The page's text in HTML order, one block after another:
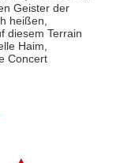
Geister der
heißen,
diesem Terrain
Haim,
Concert